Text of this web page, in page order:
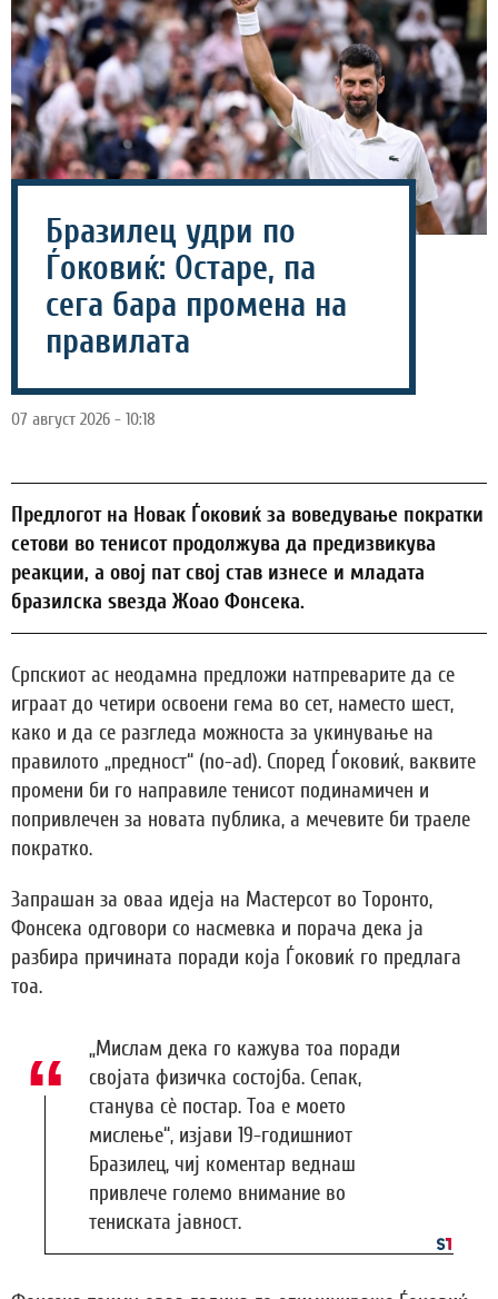
Бразилец удри по
Ѓоковиќ: Остаре, па
сега бара промена на
правилата
07 август 2026 - 10:18
Предлогот на Новак Ѓоковиќ за воведување пократки
сетови во тенисот продолжува да предизвикува
реакции, а овој пат свој став изнесе и младата
бразилска ѕвезда Жоао Фонсека.
Српскиот ас неодамна предложи натпреварите да се
играат до четири освоени гема во сет, наместо шест,
како и да се разгледа можноста за укинување на
правилото „предност“ (no-ad). Според Ѓоковиќ, ваквите
промени би го направиле тенисот подинамичен и
попривлечен за новата публика, а мечевите би траеле
пократко.
Запрашан за оваа идеја на Мастерсот во Торонто,
Фонсека одговори со насмевка и порача дека ја
разбира причината поради која Ѓоковиќ го предлага
тоа.
„Мислам дека го кажува тоа поради
својата физичка состојба. Сепак,
станува сè постар. Тоа е моето
мислење“, изјави 19-годишниот
Бразилец, чиј коментар веднаш
привлече големо внимание во
тениската јавност.